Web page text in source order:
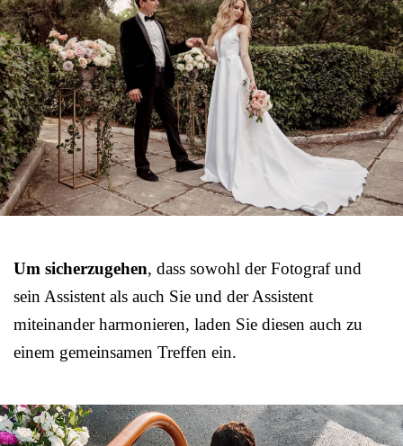
Um sicherzugehen, dass sowohl der Fotograf und
sein Assistent als auch Sie und der Assistent
miteinander harmonieren, laden Sie diesen auch zu
einem gemeinsamen Treffen ein.